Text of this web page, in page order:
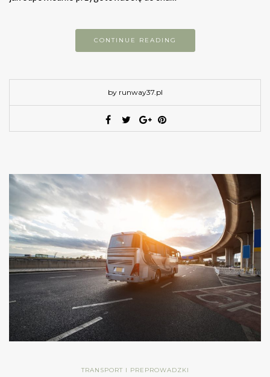
CONTINUE READING
by runway37.pl
TRANSPORT I PREPROWADZKI